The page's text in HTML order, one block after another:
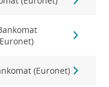
(Euronet)